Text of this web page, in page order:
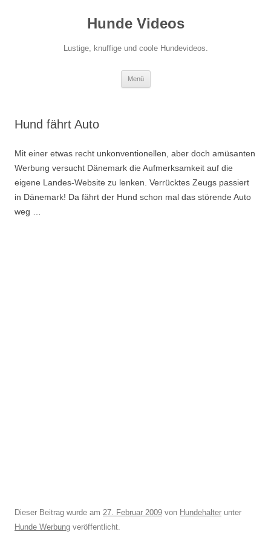
Hunde Videos
Lustige, knuffige und coole Hundevideos.
Menü
Hund fährt Auto
Mit einer etwas recht unkonventionellen, aber doch amüsanten
Werbung versucht Dänemark die Aufmerksamkeit auf die
eigene Landes-Website zu lenken. Verrücktes Zeugs passiert
in Dänemark! Da fährt der Hund schon mal das störende Auto
weg …
Dieser Beitrag wurde am 27. Februar 2009 von Hundehalter unter
Hunde Werbung veröffentlicht.